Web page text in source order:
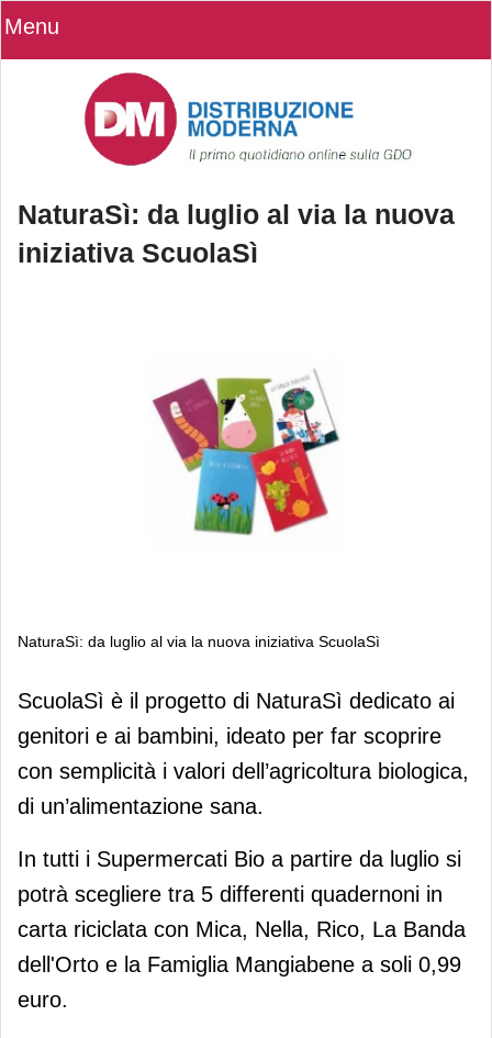
Menu
NaturaSì: da luglio al via la nuova
iniziativa ScuolaSì
NaturaSì: da luglio al via la nuova iniziativa ScuolaSì
NaturaSì: da luglio al via la nuova
iniziativa ScuolaSì
ScuolaSì è il progetto di NaturaSì dedicato ai
genitori e ai bambini, ideato per far scoprire
con semplicità i valori dell’agricoltura biologica,
di un’alimentazione sana.
In tutti i Supermercati Bio a partire da luglio si
potrà scegliere tra 5 differenti quadernoni in
carta riciclata con Mica, Nella, Rico, La Banda
dell'Orto e la Famiglia Mangiabene a soli 0,99
euro.